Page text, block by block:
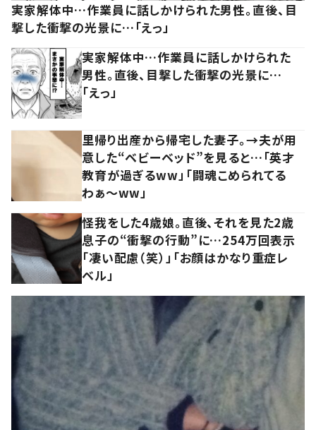
実家解体中…作業員に話しかけられた男性。直後、目
撃した衝撃の光景に…「えっ」
実家解体中…作業員に話しかけられた
男性。直後、目撃した衝撃の光景に…
「えっ」
里帰り出産から帰宅した妻子。→夫が用
意した“ベビーベッド”を見ると…「英才
教育が過ぎるww」「闘魂こめられてる
わぁ～ww」
怪我をした4歳娘。直後、それを見た2歳
息子の“衝撃の行動”に…254万回表示
「凄い配慮（笑）」「お顔はかなり重症レ
ベル」